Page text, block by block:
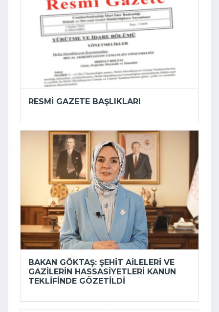
RESMI GAZETE BAŞLIKLARI
BAKAN GÖKTAŞ: ŞEHIT AILELERI VE
GAZILERIN HASSASIYETLERI KANUN
TEKLIFINDE GÖZETILDI